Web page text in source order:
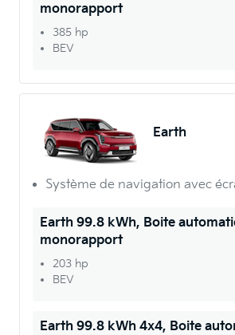
monorapport
385 hp
BEV
Earth
Système de navigation avec
Earth 99.8 kWh, Boite
monorapport
203 hp
BEV
Earth 99.8 kWh 4x4, Boite